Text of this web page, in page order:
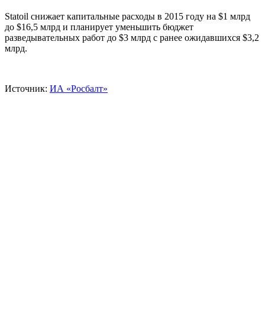
Statoil снижает капитальные расходы в 2015 году на $1 млрд
до $16,5 млрд и планирует уменьшить бюджет
разведывательных работ до $3 млрд с ранее ожидавшихся $3,2
млрд.
Источник: ИА «Росбалт»